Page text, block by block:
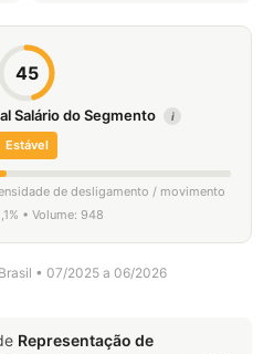
45
Salário do Segmento i
Estável
de desligamento / movimento
• Volume: 948
• 07/2025 a 06/2026
Representação de